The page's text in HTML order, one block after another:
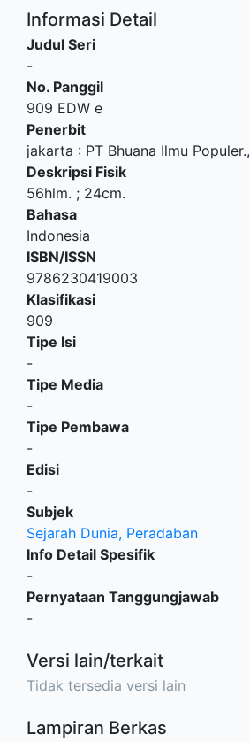
Informasi Detail
Judul Seri
-
No. Panggil
909 EDW e
Penerbit
jakarta : PT Bhuana Ilmu Populer.,
Deskripsi Fisik
56hlm. ; 24cm.
Bahasa
Indonesia
ISBN/ISSN
9786230419003
Klasifikasi
909
Tipe Isi
-
Tipe Media
-
Tipe Pembawa
-
Edisi
-
Subjek
Sejarah Dunia, Peradaban
Info Detail Spesifik
-
Pernyataan Tanggungjawab
-
Versi lain/terkait
Tidak tersedia versi lain
Lampiran Berkas